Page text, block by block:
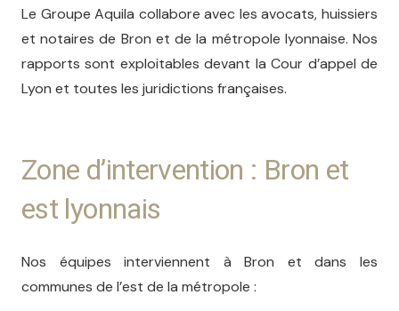
Le Groupe Aquila collabore avec les avocats, huissiers
et notaires de Bron et de la métropole lyonnaise. Nos
rapports sont exploitables devant la Cour d’appel de
Lyon et toutes les juridictions françaises.
Zone d’intervention : Bron et
est lyonnais
Nos équipes interviennent à Bron et dans les
communes de l’est de la métropole :